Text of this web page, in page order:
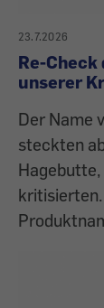
23.7.2026
Re-Check
unserer
Der Name
steckten